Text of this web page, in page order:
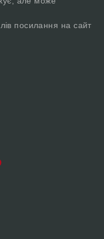
посилання на сайт